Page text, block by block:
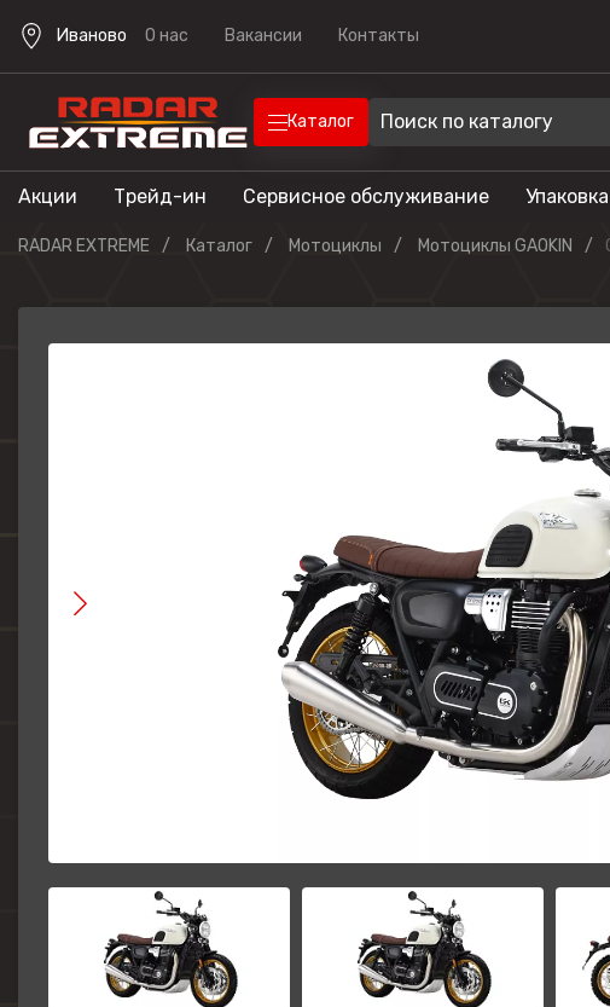
Иваново О нас Вакансии Контакты
Каталог
Техника для отдыха
Экипировка
Техника для
Квадроциклы
Лодочные моторы
Эндуро мотоциклы
Акции Трейд-ин Сервисное обслуживание
RADAR EXTREME Каталог Мотоциклы Мотоциклы GAOKIN